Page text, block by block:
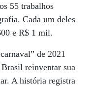
55 trabalhos
Cada um deles
e R$ 1 mil.
de 2021
reinventar sua
A história registra